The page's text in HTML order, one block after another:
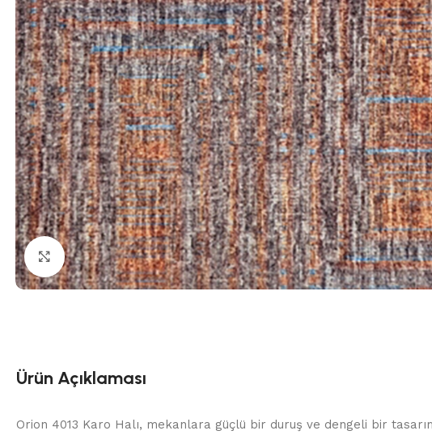
Click to enlarge
Ürün Açıklaması
Orion 4013 Karo Halı, mekanlara güçlü bir duruş ve dengeli bir